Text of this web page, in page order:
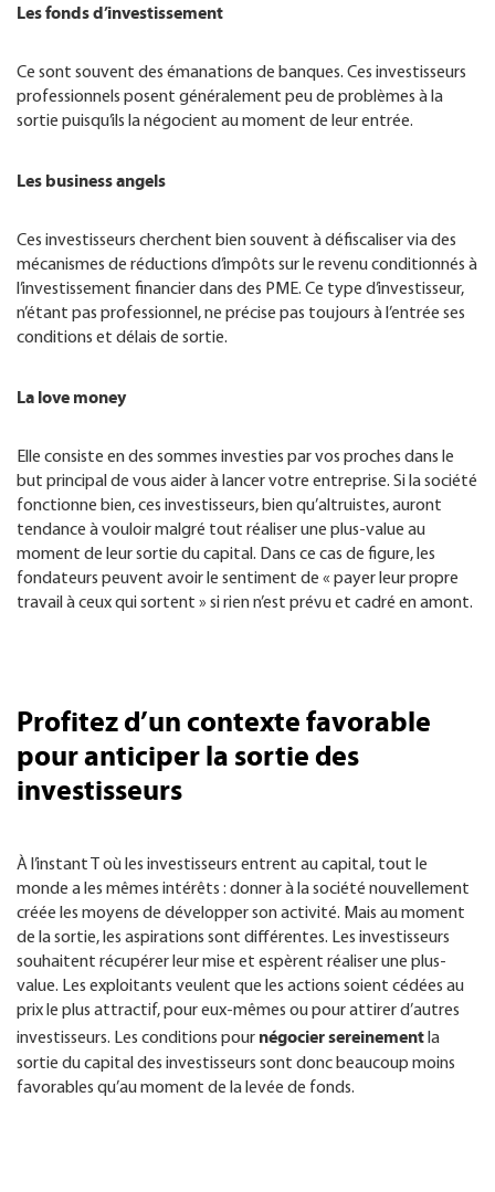
Les fonds d’investissement
Ce sont souvent des émanations de banques. Ces investisseurs
professionnels posent généralement peu de problèmes à la
sortie puisqu’ils la négocient au moment de leur entrée.
Les business angels
Ces investisseurs cherchent bien souvent à défiscaliser via des
mécanismes de réductions d’impôts sur le revenu conditionnés à
l’investissement financier dans des PME. Ce type d’investisseur,
n’étant pas professionnel, ne précise pas toujours à l’entrée ses
conditions et délais de sortie.
La love money
Elle consiste en des sommes investies par vos proches dans le
but principal de vous aider à lancer votre entreprise. Si la société
fonctionne bien, ces investisseurs, bien qu’altruistes, auront
tendance à vouloir malgré tout réaliser une plus-value au
moment de leur sortie du capital. Dans ce cas de figure, les
fondateurs peuvent avoir le sentiment de « payer leur propre
travail à ceux qui sortent » si rien n’est prévu et cadré en amont.
Profitez d’un contexte favorable
pour anticiper la sortie des
investisseurs
À l’instant T où les investisseurs entrent au capital, tout le
monde a les mêmes intérêts : donner à la société nouvellement
créée les moyens de développer son activité. Mais au moment
de la sortie, les aspirations sont différentes. Les investisseurs
souhaitent récupérer leur mise et espèrent réaliser une plus-
value. Les exploitants veulent que les actions soient cédées au
prix le plus attractif, pour eux-mêmes ou pour attirer d’autres
investisseurs. Les conditions pour négocier sereinement la
sortie du capital des investisseurs sont donc beaucoup moins
favorables qu’au moment de la levée de fonds.